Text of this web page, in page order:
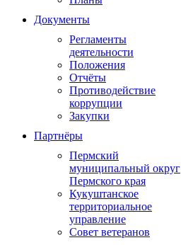
Документы
Регламенты
деятельности
Положения
Отчёты
Противодействие
коррупции
Закупки
Партнёры
Пермский
муниципальный округ
Пермского края
Кукуштанское
территориальное
управление
Совет ветеранов